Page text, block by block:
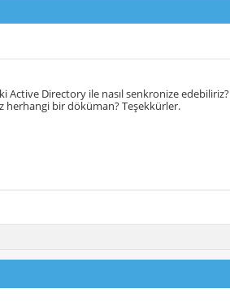
Active Directory ile nasıl senkronize edebiliriz?
herhangi bir döküman? Teşekkürler.